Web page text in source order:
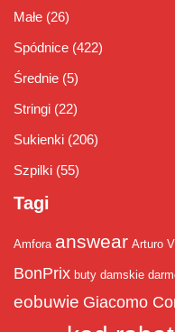
Małe (26)
Spódnice (422)
Średnie (5)
Stringi (22)
Sukienki (206)
Szpilki (55)
Tagi
Amfora answear Arturo
BonPrix buty damskie
eobuwie Giacomo